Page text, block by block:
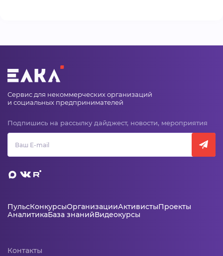
Сервис для некоммерческих организаций
и социальных предпринимателей
Подпишись на рассылку дайджест, новости, мероприятия
ПульсКонкурсыОрганизацииАктивистыПроекты
АналитикаБаза знанийВидеокурсы
Контакты